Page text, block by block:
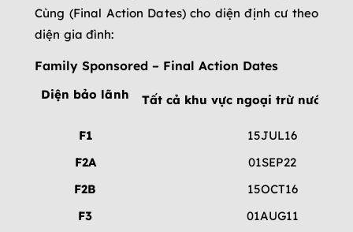
Cùng (Final Action Dates) cho diện định cư theo
diện gia đình:
Family Sponsored – Final Action Dates
Diện bảo lãnh Tất cả khu vực ngoại trừ nước
F1
15JUL16
F2A
01SEP22
F2B
15OCT16
F3
01AUG11